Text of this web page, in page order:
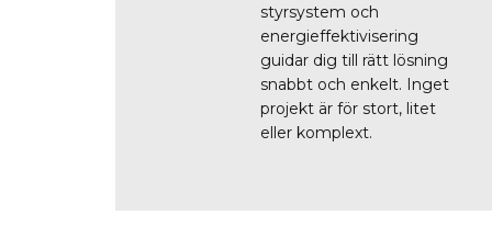
styrsystem och
energieffektivisering
guidar dig till rätt lösning
snabbt och enkelt. Inget
projekt är för stort, litet
eller komplext.